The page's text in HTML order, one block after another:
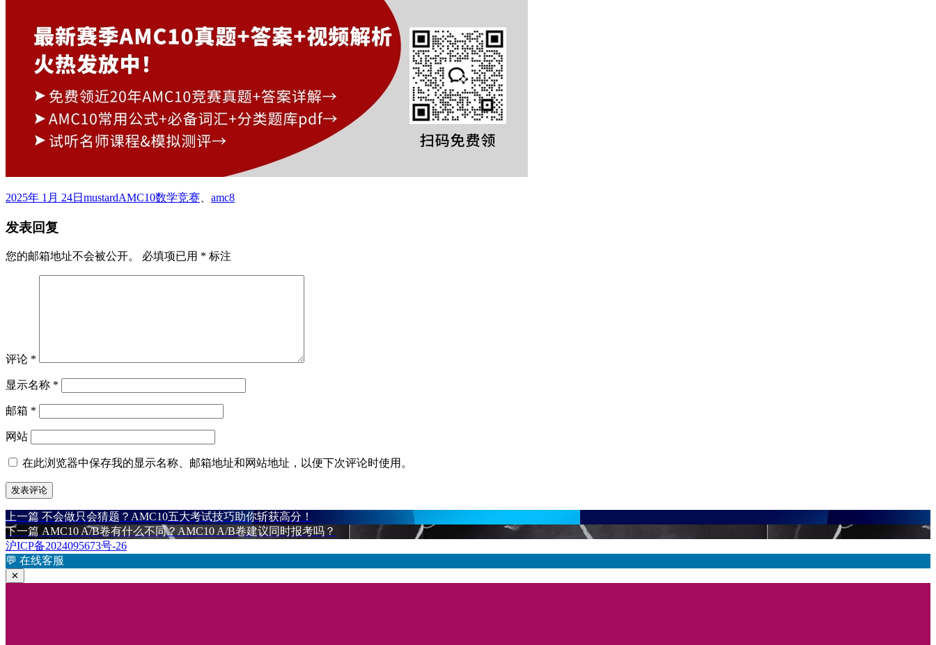
发
于
2025年 1月 24日 作
mustard标
AMC10数学竞赛 amc8
发表回复
您的邮箱地址不会被公开。 必填项已用 * 标注
评论 *
显示名称 *
邮箱 *
网站
在此浏览器中保存我的显示名称、邮箱地址和网站地址，以便下次评论时使用。
文
章
导
航
上一篇 上
篇
文
章：
不会做只会猜题？AMC10五大考试技巧助你斩获高分！
下一篇 下
篇
文
AMC10 A/B卷有什么不同？AMC10 A/B卷建议同时报考吗？
沪ICP备2024095673号-26
💬 在线客服
✕